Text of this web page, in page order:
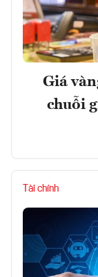
Giá
chuỗi
Tài chính